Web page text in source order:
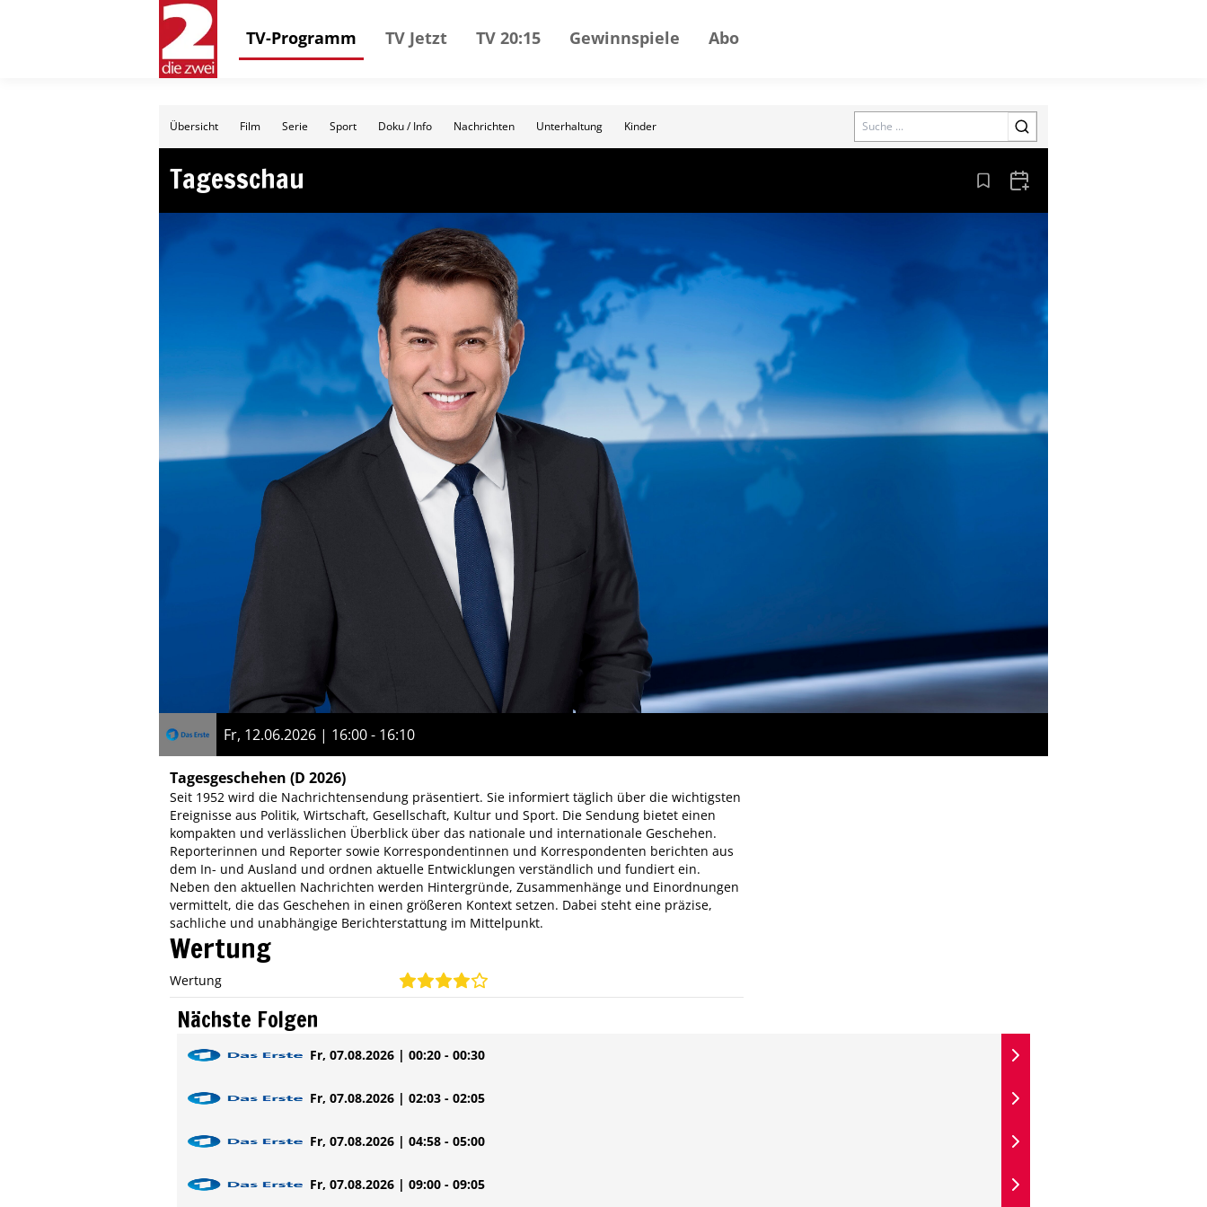
TV-Programm TV Jetzt TV 20:15 Gewinnspiele Abo
Übersicht Film Serie Sport Doku / Info Nachrichten Unterhaltung Kinder Search
Tagesschau Aus den Lesezeichen entfernen
Zum Kalender hinzufügen
Fr, 12.06.2026 | 16:00 - 16:10
Tagesgeschehen (D 2026)
Seit 1952 wird die Nachrichtensendung präsentiert. Sie informiert täglich über die wichtigsten
Ereignisse aus Politik, Wirtschaft, Gesellschaft, Kultur und Sport. Die Sendung bietet einen
kompakten und verlässlichen Überblick über das nationale und internationale Geschehen.
Reporterinnen und Reporter sowie Korrespondentinnen und Korrespondenten berichten aus
dem In- und Ausland und ordnen aktuelle Entwicklungen verständlich und fundiert ein.
Neben den aktuellen Nachrichten werden Hintergründe, Zusammenhänge und Einordnungen
vermittelt, die das Geschehen in einen größeren Kontext setzen. Dabei steht eine präzise,
sachliche und unabhängige Berichterstattung im Mittelpunkt.
Wertung
Wertung
Nächste Folgen
Fr, 07.08.2026 | 00:20 - 00:30
Fr, 07.08.2026 | 02:03 - 02:05
Fr, 07.08.2026 | 04:58 - 05:00
Fr, 07.08.2026 | 09:00 - 09:05